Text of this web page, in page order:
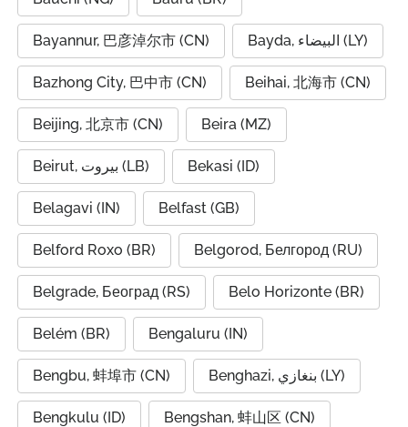
Bayannur, 巴彦淖尔市 (CN) Bayda, البيضاء (LY)
Bazhong City, 巴中市 (CN) Beihai, 北海市 (CN)
Beijing, 北京市 (CN) Beira (MZ)
Beirut, بيروت (LB) Bekasi (ID)
Belagavi (IN) Belfast (GB)
Belford Roxo (BR) Belgorod, Белгород (RU)
Belgrade, Београд (RS) Belo Horizonte (BR)
Belém (BR) Bengaluru (IN)
Bengbu, 蚌埠市 (CN) Benghazi, بنغازي (LY)
Bengkulu (ID) Bengshan, 蚌山区 (CN)